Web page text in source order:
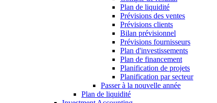
Plan de liquidité
Prévisions des ventes
Prévisions clients
Bilan prévisionnel
Prévisions fournisseurs
Plan d'investissements
Plan de financement
Planification de projets
Planification par secteur
Passer à la nouvelle année
Plan de liquidité